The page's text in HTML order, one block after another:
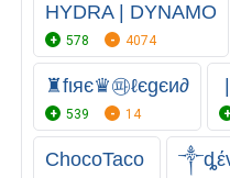
HYDRA | DYNAMO
578 4074
♜fιяє♛㉺ℓєgєи∂
539 14
ChocoTaco